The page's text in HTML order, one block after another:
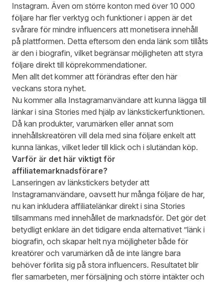
Instagram. Även om större konton med över 10 000
följare har fler verktyg och funktioner i appen är det
svårare för mindre influencers att monetisera innehåll
på plattformen. Detta eftersom den enda länk som tillåts
är den i biografin, vilket begränsar möjligheten att styra
följare direkt till köprekommendationer.
Men allt det kommer att förändras efter den här
veckans stora nyhet.
Nu kommer alla Instagramanvändare att kunna lägga till
länkar i sina Stories med hjälp av länkstickerfunktionen.
Då kan produkter, varumärken eller annat som
innehållskreatören vill dela med sina följare enkelt att
kunna länkas, vilket leder till klick och i slutändan köp.
Varför är det här viktigt för
affiliatemarknadsförare?
Lanseringen av länkstickers betyder att
Instagramanvändare, oavsett hur många följare de har,
nu kan inkludera affiliatelänkar direkt i sina Stories
tillsammans med innehållet de marknadsför. Det gör det
betydligt enklare än det tidigare enda alternativet ”länk i
biografin, och skapar helt nya möjligheter både för
kreatörer och varumärken då de inte längre bara
behöver förlita sig på stora influencers. Resultatet blir
fler samarbeten, mer försäljning och större intäkter och